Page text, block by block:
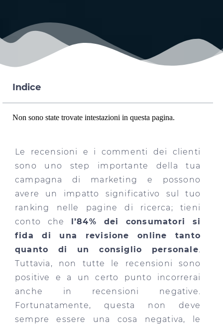
Indice
Non sono state trovate intestazioni in questa pagina.
Le recensioni e i commenti dei clienti
sono uno step importante della tua
campagna di marketing e possono
avere un impatto significativo sul tuo
ranking nelle pagine di ricerca; tieni
conto che
l’84% dei consumatori si
fida di una revisione online tanto
quanto di un consiglio personale.
Tuttavia, non tutte le recensioni sono
positive e a un certo punto incorrerai
anche in recensioni negative.
Fortunatamente, questa non deve
sempre essere una cosa negativa, le